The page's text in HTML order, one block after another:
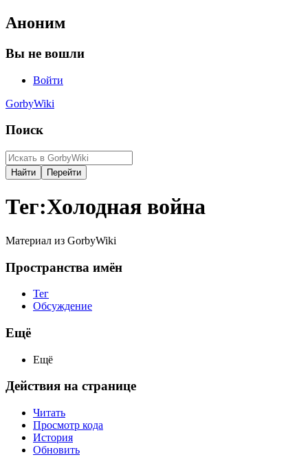
Аноним
Вы не вошли
Войти
GorbyWiki
Поиск
Тег:Холодная война
Материал из GorbyWiki
Пространства имён
Тег
Обсуждение
Ещё
Ещё
Действия на странице
Читать
Просмотр кода
История
Обновить